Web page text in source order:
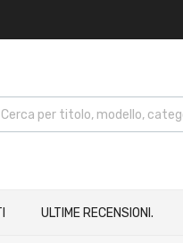
ULTIME RECENSIONI.